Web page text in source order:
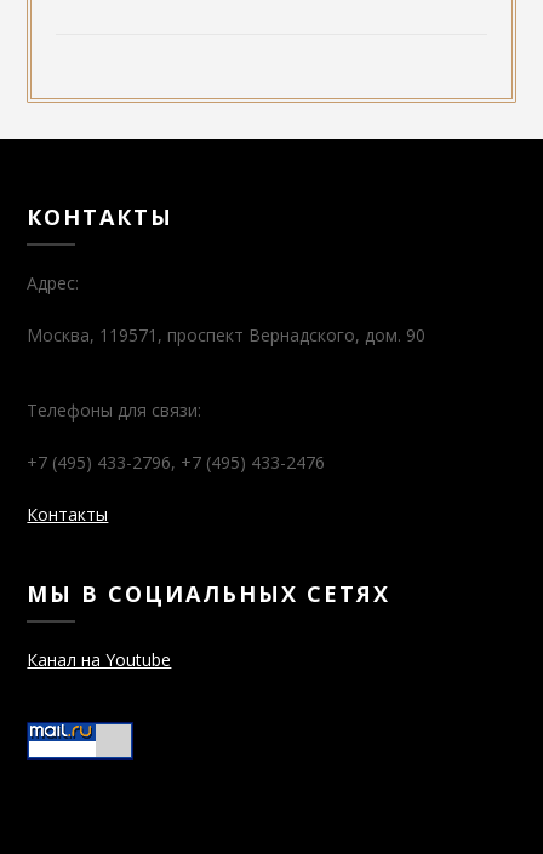
КОНТАКТЫ
Адрес:
Москва, 119571, проспект Вернадского, дом. 90
Телефоны для связи:
+7 (495) 433-2796, +7 (495) 433-2476
Контакты
МЫ В СОЦИАЛЬНЫХ СЕТЯХ
Канал на Youtube